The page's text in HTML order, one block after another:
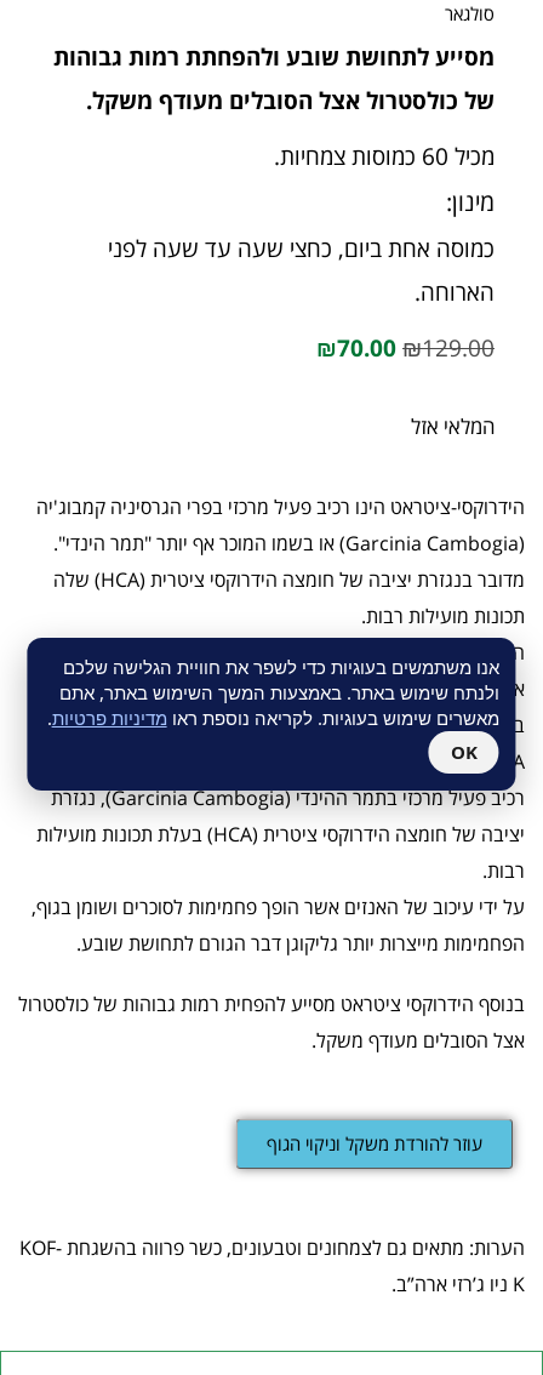
סולגאר
מסייע לתחושת שובע ולהפחתת רמות גבוהות
של כולסטרול אצל הסובלים מעודף משקל.
מכיל 60 כמוסות צמחיות.
מינון:
כמוסה אחת ביום, כחצי שעה עד שעה לפני
הארוחה.
₪129.00
₪70.00
המלאי אזל
הידרוקסי-ציטראט הינו רכיב פעיל מרכזי בפרי הגרסיניה קמבוג'יה
(Garcinia Cambogia) או בשמו המוכר אף יותר "תמר הינדי".
מדובר בנגזרת יציבה של חומצה הידרוקסי ציטרית (HCA) שלה
תכונות מועילות רבות.
הידרוקסי ציטראט של סולגאר מופק מתמצית תמר הינדי ומפירות
אסיאתיים נוספים.
במוצר רוכזה התמצית הפעילה של הפרי למינון יעיל של 500 מ"ג
HCA.
רכיב פעיל מרכזי בתמר ההינדי (Garcinia Cambogia), נגזרת
יציבה של חומצה הידרוקסי ציטרית (HCA) בעלת תכונות מועילות
רבות.
על ידי עיכוב של האנזים אשר הופך פחמימות לסוכרים ושומן בגוף,
הפחמימות מייצרות יותר גליקוגן דבר הגורם לתחושת שובע.
בנוסף הידרוקסי ציטראט מסייע להפחית רמות גבוהות של כולסטרול
אצל הסובלים מעודף משקל.
עוזר להורדת משקל וניקוי הגוף
הערות: מתאים גם לצמחונים וטבעונים, כשר פרווה בהשגחת KOF-
K ניו ג’רזי ארה”ב.
אנו משתמשים בעוגיות כדי לשפר את חוויית הגלישה שלכם
ולנתח שימוש באתר. באמצעות המשך השימוש באתר, אתם
מאשרים שימוש בעוגיות. לקריאה נוספת ראו מדיניות פרטיות.
OK